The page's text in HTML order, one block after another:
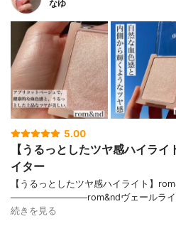
なゆ
5.00
【うるっとしたツヤ感ハイラ
イター
【うるっとしたツヤ感ハイライト】
────────────rom&ndヴェールラ
続きを見る